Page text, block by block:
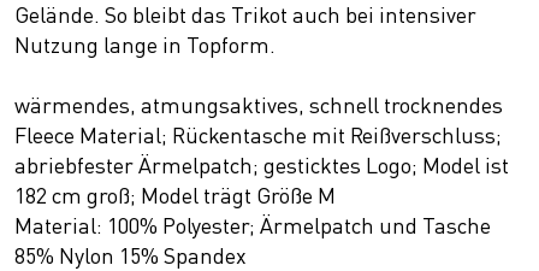
Gelände. So bleibt das Trikot auch bei intensiver
Nutzung lange in Topform.
wärmendes, atmungsaktives, schnell trocknendes
Fleece Material; Rückentasche mit Reißverschluss;
abriebfester Ärmelpatch; gesticktes Logo; Model ist
182 cm groß; Model trägt Größe M
Material: 100% Polyester; Ärmelpatch und Tasche
85% Nylon 15% Spandex